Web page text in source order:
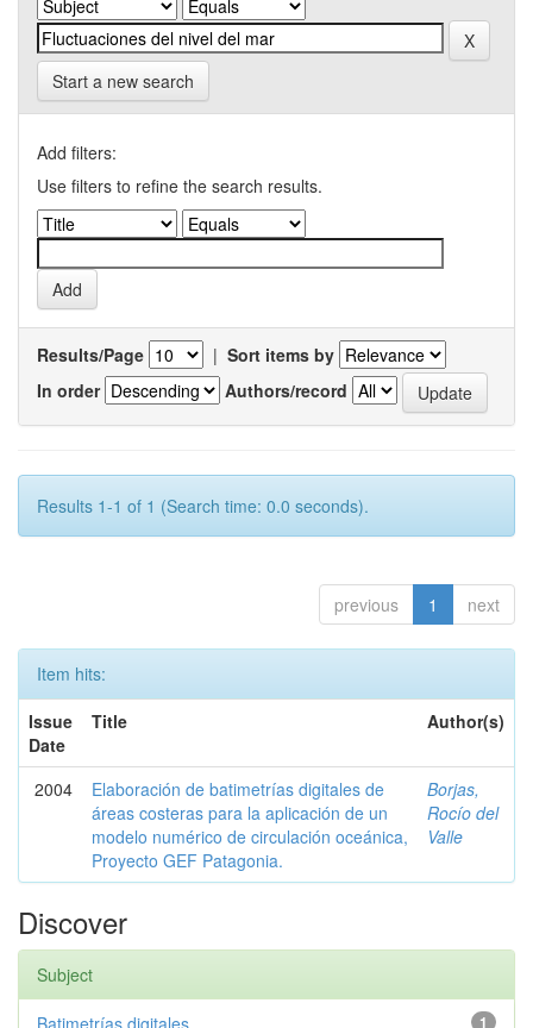
Start a new search
Add filters:
Use filters to refine the search results.
Results/Page | Sort items by
In order
Authors/record
Results 1-1 of 1 (Search time: 0.0 seconds).
previous 1 next
Item hits:
Issue
Date
Title Author(s)
2004
Elaboración de batimetrías digitales de
áreas costeras para la aplicación de un
modelo numérico de circulación oceánica,
Proyecto GEF Patagonia.
Borjas,
Rocío del
Valle
Discover
Subject
1
Batimetrías digitales